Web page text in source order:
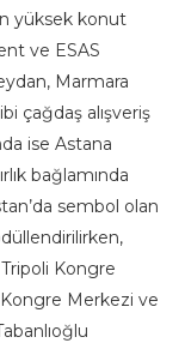
yüksek konut
ve ESAS
Marmara
çağdaş alışveriş
ise Astana
bağlamında
sembol olan
Kongre
Merkezi ve